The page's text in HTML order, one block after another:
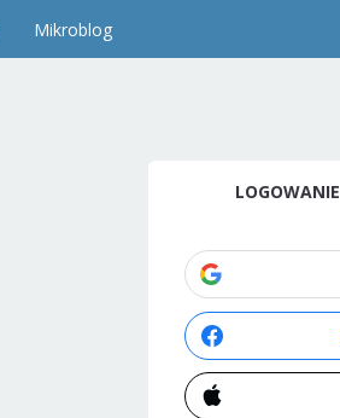
Mikroblog
LOGOWANIE